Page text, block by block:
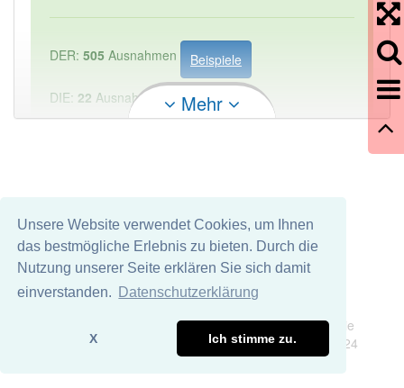
Unsere Website verwendet Cookies, um Ihnen
das bestmögliche Erlebnis zu bieten. Durch die
Nutzung unserer Seite erklären Sie sich damit
einverstanden.
Datenschutzerklärung
X Ich stimme zu.
DER: 505 Ausnahmen Beispiele
DIE: 22 Ausnahmen
Beispiele
Häufigkeit: 2 von 10
Wörter mit Endung-entscheidungskriterium
mit einem anderen Artikel: -1
80% unserer Spielapp-Nutzer haben den Artikel
Mehr
Wir übernehmen keine Garantie und keine Haftung für die
Richtigkeit und Vollständigkeit dieser Seite. DDDEasy 2024